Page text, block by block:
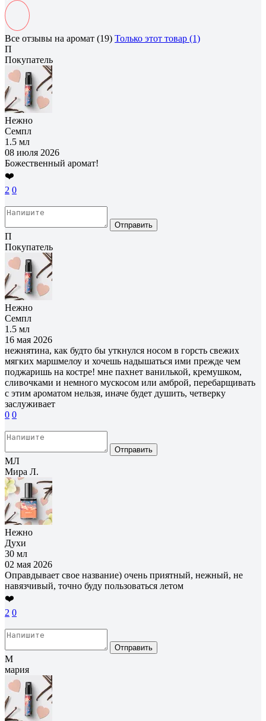
Все отзывы на аромат (19) Только этот товар (1)
П
Покупатель
Нежно
Семпл
1.5 мл
08 июля 2026
Божественный аромат!
❤️
2 0
Отправить
П
Покупатель
Нежно
Семпл
1.5 мл
16 мая 2026
нежнятина, как будто бы уткнулся носом в горсть свежих
мягких маршмелоу и хочешь надышаться ими прежде чем
поджаришь на костре! мне пахнет ванилькой, кремушком,
сливочками и немного мускосом или амброй, перебарщивать
с этим ароматом нельзя, иначе будет душить, четверку
заслуживает
0 0
Отправить
МЛ
Мира Л.
Нежно
Духи
30 мл
02 мая 2026
Оправдывает свое название) очень приятный, нежный, не
навязчивый, точно буду пользоваться летом
❤️
2 0
Отправить
М
мария